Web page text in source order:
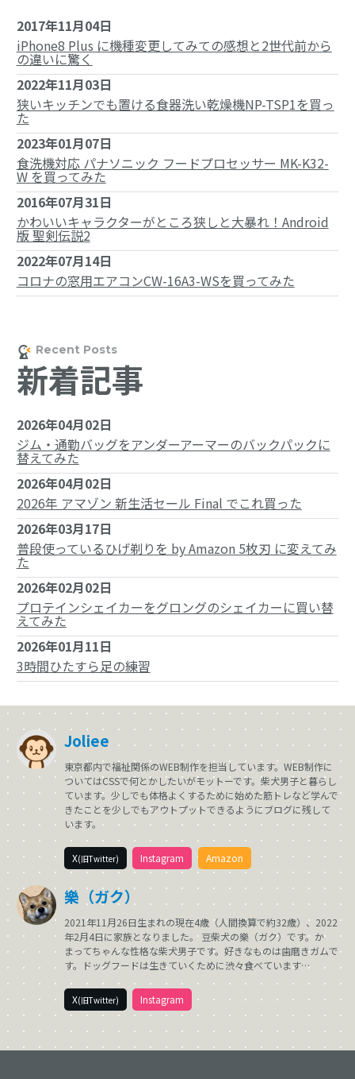
2017年11月04日
iPhone8 Plus に機種変更してみての感想と2世代前から
の違いに驚く
2022年11月03日
狭いキッチンでも置ける食器洗い乾燥機NP-TSP1を買っ
た
2023年01月07日
食洗機対応 パナソニック フードプロセッサー MK-K32-
W を買ってみた
2016年07月31日
かわいいキャラクターがところ狭しと大暴れ！Android
版 聖剣伝説2
2022年07月14日
コロナの窓用エアコンCW-16A3-WSを買ってみた
新着記事
2026年04月02日
ジム・通勤バッグをアンダーアーマーのバックパックに
替えてみた
2026年04月02日
2026年 アマゾン 新生活セール Final でこれ買った
2026年03月17日
普段使っているひげ剃りを by Amazon 5枚刃 に変えてみ
た
2026年02月02日
プロテインシェイカーをグロングのシェイカーに買い替
えてみた
2026年01月11日
3時間ひたすら足の練習
Joliee
東京都内で福祉関係のWEB制作を担当しています。WEB制作に
ついてはCSSで何とかしたいがモットーです。柴犬男子と暮らし
ています。少しでも体格よくするために始めた筋トレなど学んで
きたことを少しでもアウトプットできるようにブログに残して
います。
X(旧Twitter) Instagram Amazon
樂（ガク）
2021年11月26日生まれの現在4歳（人間換算で約32歳）、2022
年2月4日に家族となりました。 豆柴犬の樂（ガク）です。か
まってちゃんな性格な柴犬男子です。好きなものは歯磨きガムで
す。ドッグフードは生きていくために渋々食べています…
X(旧Twitter) Instagram